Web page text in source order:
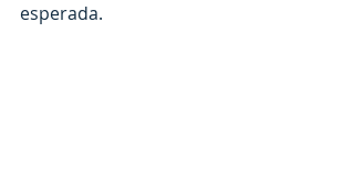
esperada.